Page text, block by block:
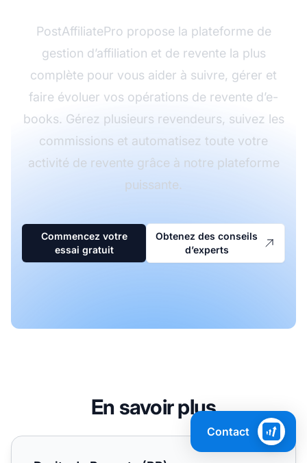
PostAffiliatePro propose la plateforme de
gestion d’affiliation et de revente la plus
complète pour vous aider à suivre, gérer et
faire évoluer vos opérations de revente d’e-
books. Gérez plusieurs revendeurs, suivez les
commissions et automatisez toute votre
activité de revente grâce à notre plateforme
puissante.
Commencez votre
essai gratuit
Obtenez des conseils
d’experts
En savoir plus
Droits de Revente (RR)
Contact